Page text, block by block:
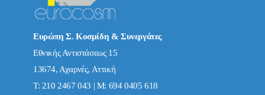
Ευρώπη Σ. Κοσμίδη & Συνεργάτες
Εθνικής Αντιστάσεως 15
13674, Αχαρνές, Αττική
Τ: 210 2467 043 | Μ: 694 0405 618